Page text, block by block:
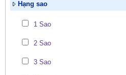
Hạng sao
1 Sao
2 Sao
3 Sao